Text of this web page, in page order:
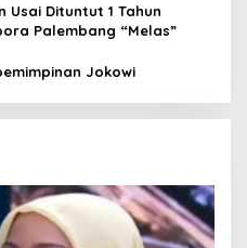
Usai Dituntut 1 Tahun
Penjara Oknum ASN Dispora Palembang “Melas”
Jokowi